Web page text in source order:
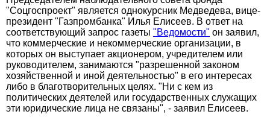
"Соцгоспроект" является однокурсник Медведева, вице-
президент "Газпромбанка" Илья Елисеев. В ответ на
соответствующий запрос газеты "Ведомости" он заявил,
что коммерческие и некоммерческие организации, в
которых он выступает акционером, учредителем или
руководителем, занимаются "разрешенной законом
хозяйственной и иной деятельностью" в его интересах
либо в благотворительных целях. "Ни с кем из
политических деятелей или государственных служащих
эти юридические лица не связаны", - заявил Елисеев.